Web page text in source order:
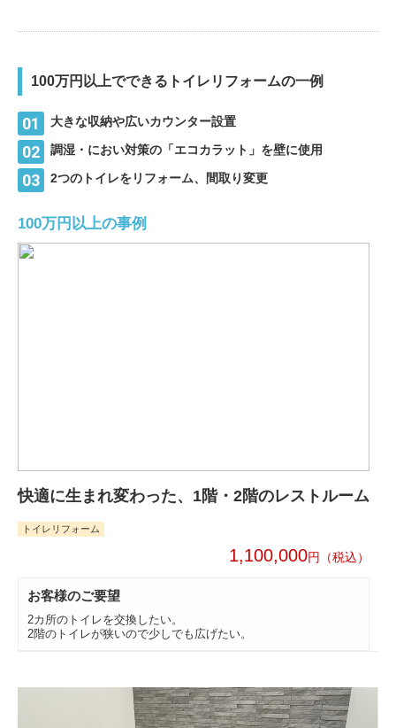
100万円以上でできるトイレリフォームの一例
大きな収納や広いカウンター設置
調湿・におい対策の「エコカラット」を壁に使用
2つのトイレをリフォーム、間取り変更
100万円以上の事例
快適に生まれ変わった、1階・2階のレストルーム
トイレリフォーム
1,100,000円
お客様のご要望
2カ所のトイレを交換したい。
2階のトイレが狭いので少しでも広げたい。